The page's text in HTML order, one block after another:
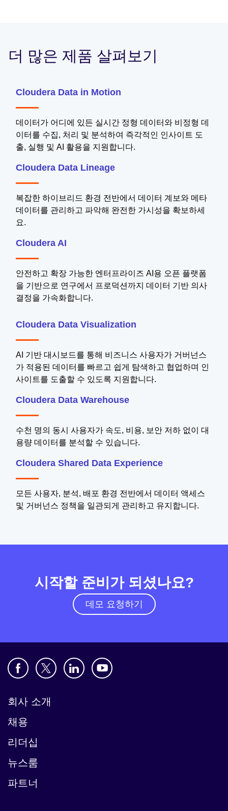
더 많은 제품 살펴보기
Cloudera Data in Motion
데이터가 어디에 있든 실시간 정형 데이터와 비정형 데
이터를 수집, 처리 및 분석하여 즉각적인 인사이트 도
출, 실행 및 AI 활용을 지원합니다.
Cloudera Data Lineage
복잡한 하이브리드 환경 전반에서 데이터 계보와 메타
데이터를 관리하고 파악해 완전한 가시성을 확보하세
요.
Cloudera AI
안전하고 확장 가능한 엔터프라이즈 AI용 오픈 플랫폼
을 기반으로 연구에서 프로덕션까지 데이터 기반 의사
결정을 가속화합니다.
Cloudera Data Visualization
AI 기반 대시보드를 통해 비즈니스 사용자가 거버넌스
가 적용된 데이터를 빠르고 쉽게 탐색하고 협업하며 인
사이트를 도출할 수 있도록 지원합니다.
Cloudera Data Warehouse
수천 명의 동시 사용자가 속도, 비용, 보안 저하 없이 대
용량 데이터를 분석할 수 있습니다.
Cloudera Shared Data Experience
모든 사용자, 분석, 배포 환경 전반에서 데이터 액세스
및 거버넌스 정책을 일관되게 관리하고 유지합니다.
시작할 준비가 되셨나요?
데모 요청하기
회사 소개
채용
리더십
뉴스룸
파트너